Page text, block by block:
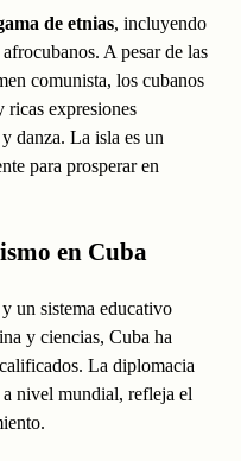
de etnias, incluyendo
A pesar de las
comunista, los cubanos
ricas expresiones
danza. La isla es un
para prosperar en
en Cuba
un sistema educativo
y ciencias, Cuba ha
La diplomacia
nivel mundial, refleja el